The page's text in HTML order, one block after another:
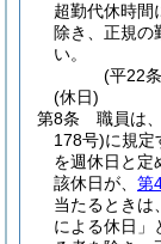
超勤代休時間
除き、正規の
い。
(平22
(休日)
第8条
職員は
178号)に規定
を週休日と定
該休日が、 第
当たるときは
による休日」